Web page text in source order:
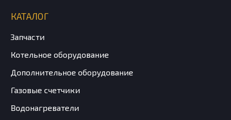
КАТАЛОГ
Запчасти
Котельное оборудование
Дополнительное оборудование
Газовые счетчики
Водонагреватели